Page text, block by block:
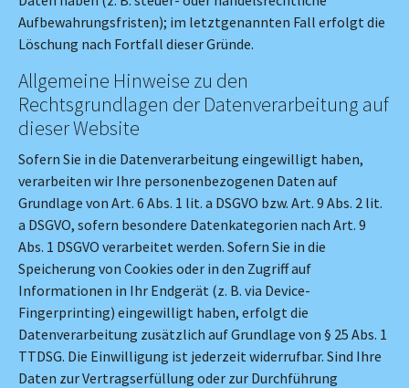
Aufbewahrungsfristen); im letztgenannten Fall erfolgt die
Löschung nach Fortfall dieser Gründe.
Allgemeine Hinweise zu den
Rechtsgrundlagen der Datenverarbeitung auf
dieser Website
Sofern Sie in die Datenverarbeitung eingewilligt haben,
verarbeiten wir Ihre personenbezogenen Daten auf
Grundlage von Art. 6 Abs. 1 lit. a DSGVO bzw. Art. 9 Abs. 2 lit.
a DSGVO, sofern besondere Datenkategorien nach Art. 9
Abs. 1 DSGVO verarbeitet werden. Sofern Sie in die
Speicherung von Cookies oder in den Zugriff auf
Informationen in Ihr Endgerät (z. B. via Device-
Fingerprinting) eingewilligt haben, erfolgt die
Datenverarbeitung zusätzlich auf Grundlage von § 25 Abs. 1
TTDSG. Die Einwilligung ist jederzeit widerrufbar. Sind Ihre
Daten zur Vertragserfüllung oder zur Durchführung